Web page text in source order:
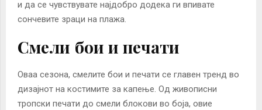
и да се чувствувате најдобро додека ги впивате
сончевите зраци на плажа.
Смели бои и печати
Оваа сезона, смелите бои и печати се главен тренд во
дизајнот на костимите за капење. Од живописни
тропски печати до смели блокови во боја, овие